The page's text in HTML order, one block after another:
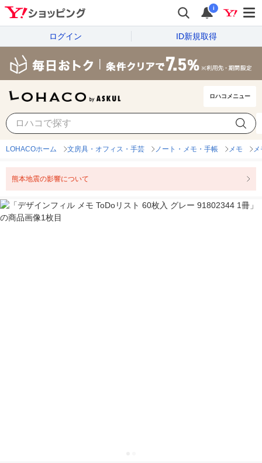
i
ログイン ID新規取得
ロハコメニュー
LOHACOホーム 文房具・オフィス・手芸 ノート・メモ・手帳 メモ
熊本地震の影響について